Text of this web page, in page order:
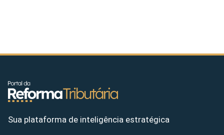
Sua plataforma de inteligência estratégica